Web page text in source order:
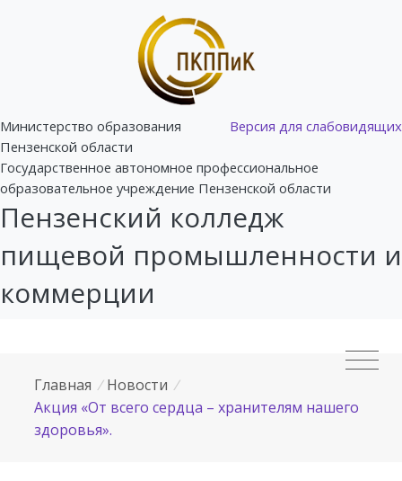
Версия для слабовидящих
Министерство образования
Пензенской области
Государственное автономное профессиональное
образовательное учреждение Пензенской области
Пензенский колледж
пищевой промышленности и
коммерции
Главная / Новости /
Акция «От всего сердца – хранителям нашего
здоровья».